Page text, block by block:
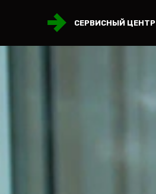
СЕРВИСНЫЙ ЦЕНТР